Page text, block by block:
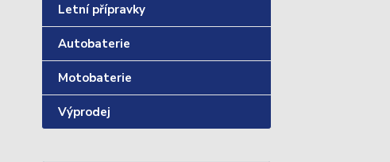
Letní přípravky
Autobaterie
Motobaterie
Výprodej